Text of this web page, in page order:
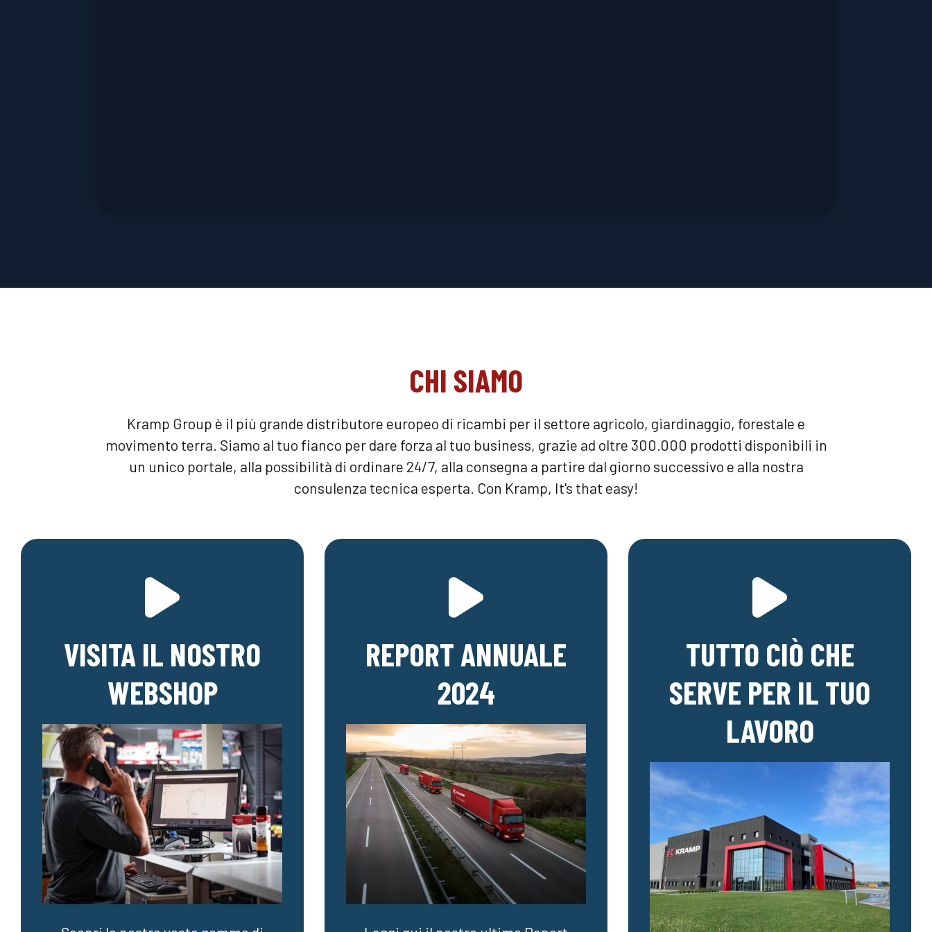
CHI SIAMO
Kramp Group è il più grande distributore europeo di ricambi per il settore agricolo, giardinaggio, forestale e
movimento terra. Siamo al tuo fianco per dare forza al tuo business, grazie ad oltre 300.000 prodotti disponibili in
un unico portale, alla possibilità di ordinare 24/7, alla consegna a partire dal giorno successivo e alla nostra
consulenza tecnica esperta. Con Kramp, It's that easy!
VISITA IL NOSTRO
WEBSHOP
REPORT ANNUALE
2024
TUTTO CIÒ CHE
SERVE PER IL TUO
LAVORO